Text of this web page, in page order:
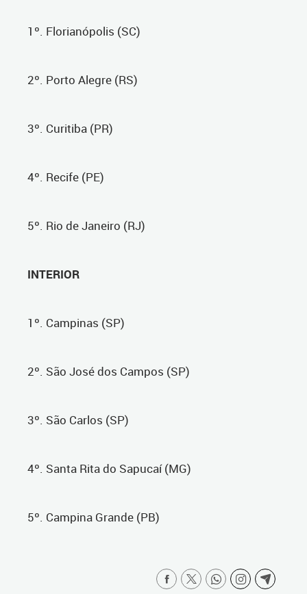
1º. Florianópolis (SC)
2º. Porto Alegre (RS)
3º. Curitiba (PR)
4º. Recife (PE)
5º. Rio de Janeiro (RJ)
INTERIOR
1º. Campinas (SP)
2º. São José dos Campos (SP)
3º. São Carlos (SP)
4º. Santa Rita do Sapucaí (MG)
5º. Campina Grande (PB)